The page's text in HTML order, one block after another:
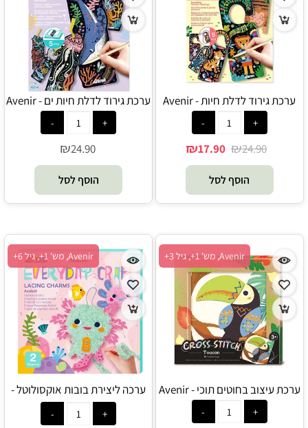
ערכת גירוד לדלת חיות - Avenir
₪24.90
₪17.90
הוסף לסל
ערכת גירוד לדלת חיות ים - Avenir
₪24.90
הוסף לסל
Avenir, מש' 1+, גיל 3+
ערכת עיצוב בחוטים תוכי - Avenir
Avenir, מש' 1+, גיל 6+
ערכה ליצירת בובות אוקסולוטל -
Avenir